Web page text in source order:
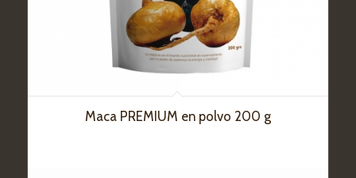
Maca PREMIUM en polvo 200 g